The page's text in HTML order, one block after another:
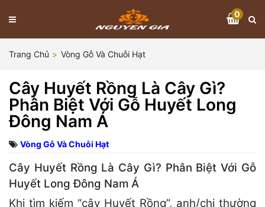
0
Trang Chủ Vòng Gỗ Và Chuỗi Hạt
Cây Huyết Rồng Là Cây Gì?
Phân Biệt Với Gỗ Huyết Long
Đông Nam Á
Vòng Gỗ Và Chuỗi Hạt
Cây Huyết Rồng Là Cây Gì? Phân Biệt Với Gỗ
Huyết Long Đông Nam Á
Khi tìm kiếm “cây Huyết Rồng”, anh/chị thường